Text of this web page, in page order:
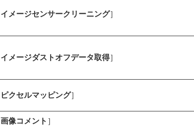
イメージセンサークリーニング］
イメージダストオフデータ取得］
ピクセルマッピング］
画像コメント ］